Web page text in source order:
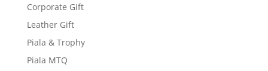
Corporate Gift
Leather Gift
Piala & Trophy
Piala MTQ